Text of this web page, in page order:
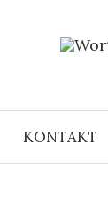
KONTAKT